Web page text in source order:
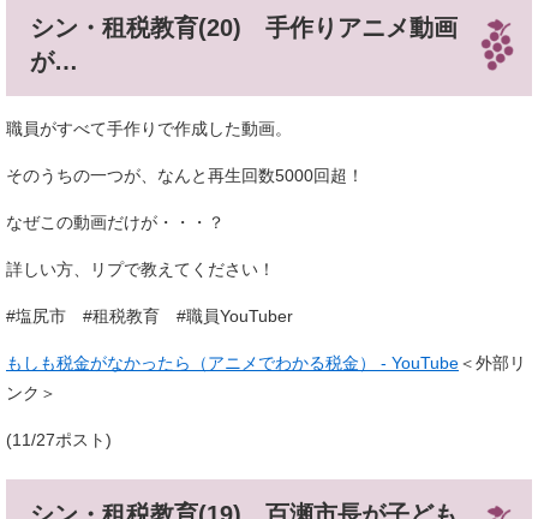
シン・租税教育(20) 手作りアニメ動画
が…
職員がすべて手作りで作成した動画。
そのうちの一つが、なんと再生回数5000回超！
なぜこの動画だけが・・・？
詳しい方、リプで教えてください！
#塩尻市 #租税教育 #職員YouTuber
もしも税金がなかったら（アニメでわかる税金） - YouTube＜外部リ
ンク＞
(11/27ポスト)